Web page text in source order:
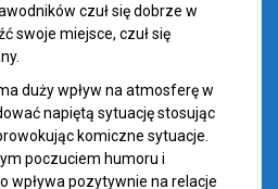
czuł się dobrze w
swoje miejsce, czuł się
duży wpływ na atmosferę w
napiętą sytuację stosując
komiczne sytuacje.
poczuciem humoru i
wpływa pozytywnie na relacje